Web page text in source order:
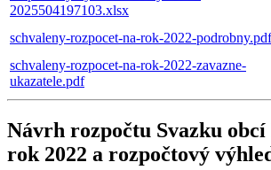
2025504197103.xlsx
schvaleny-rozpocet-na-rok-2022-podrobny.pdf
schvaleny-rozpocet-na-rok-2022-zavazne-
ukazatele.pdf
Návrh rozpočtu Svazku
rok 2022 a rozpočtový